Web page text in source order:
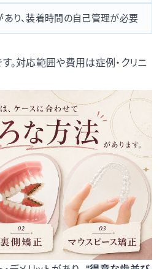
あり、装着時間の自己管理が必要
。対応範囲や費用は症例・クリニ